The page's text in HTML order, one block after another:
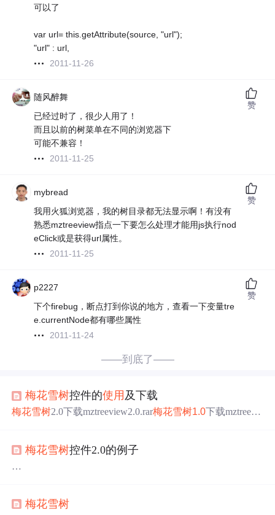
可以了
var url= this.getAttribute(source, "url");
"url" : url,
2011-11-26
随风醉舞
已经过时了，很少人用了！
而且以前的树菜单在不同的浏览器下
可能不兼容！
2011-11-25
赞
mybread
我用火狐浏览器，我的树目录都无法显示啊！有没有
熟悉mztreeview指点一下要怎么处理才能用js执行nod
eClick或是获得url属性。
2011-11-25
赞
p2227
下个firebug，断点打到你说的地方，查看一下变量tre
e.currentNode都有哪些属性
2011-11-24
赞
——到底了——
梅花雪树控件的使用 及下载
梅花雪树2.0下载mztreeview2.0.rar梅花雪树1.0下载mztreevie
ew.nodes 集合 服务器端给树指定数据源时数据存放的对
梅花雪树控件2.0的例子
l，js，一个数组等来作为数据源，在节点中还加入了check
梅花雪树